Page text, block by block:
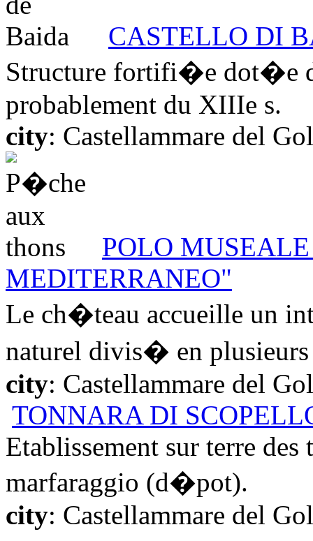
CASTELLO DI
Structure fortifi�e dot�e
probablement du XIIIe s.
city: Castellammare del
POLO
MEDITERRANEO"
Le ch�teau accueille un
naturel divis� en plusieurs
city: Castellammare del
TONNARA DI
Etablissement sur terre
marfaraggio (d�pot).
city: Castellammare del